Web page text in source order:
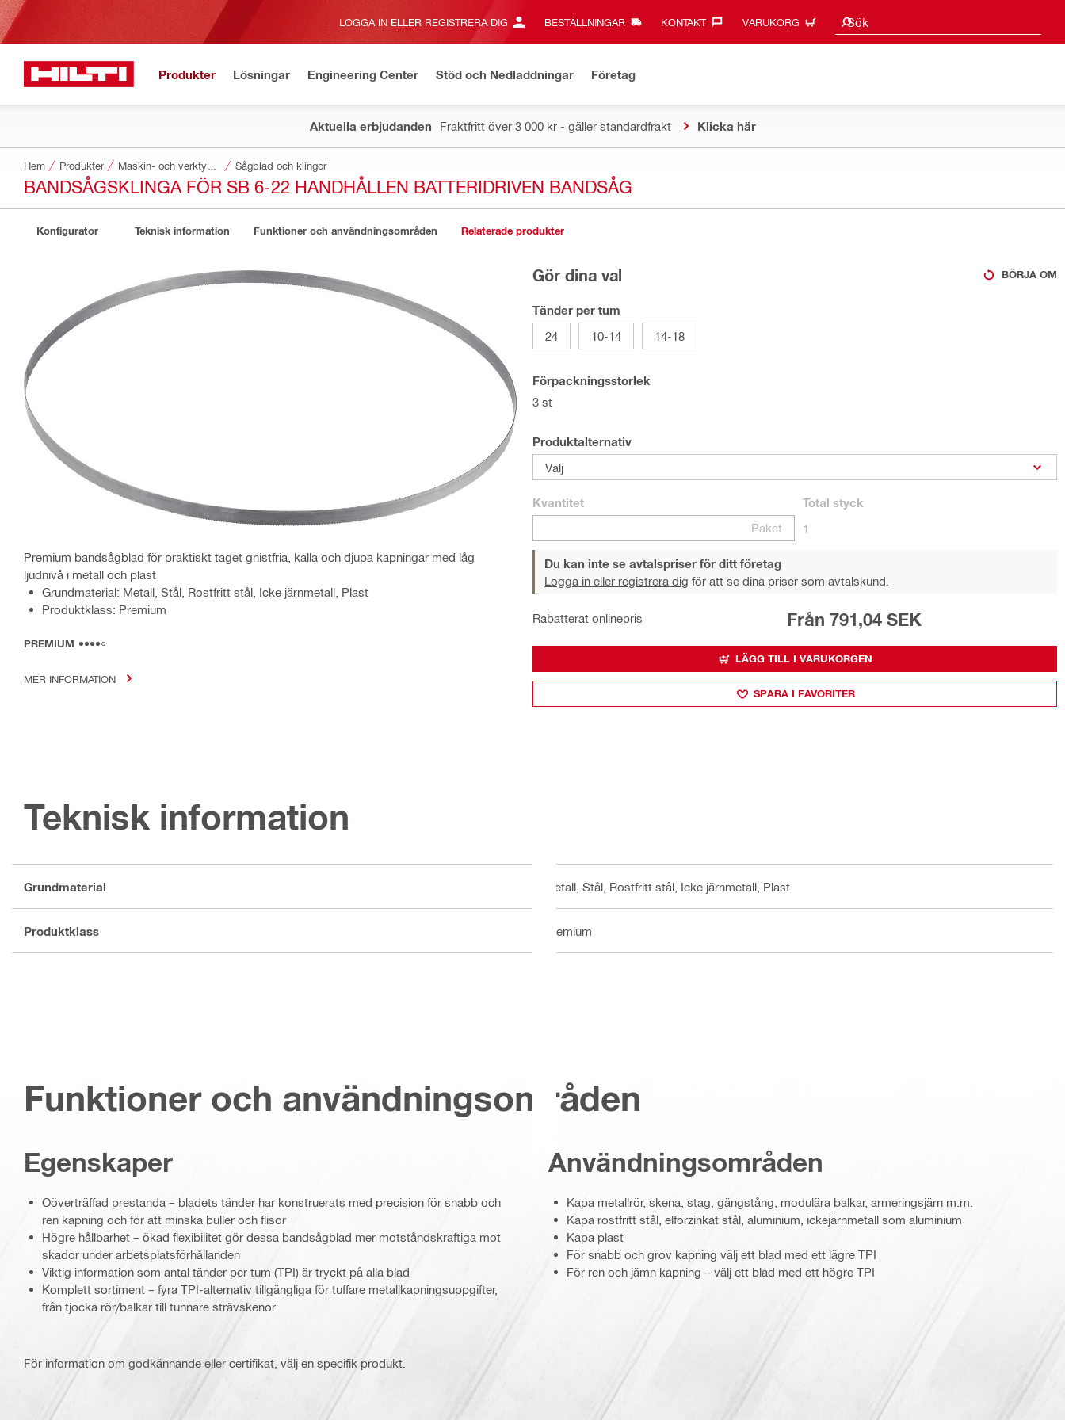
LOGGA IN ELLER REGISTRERA DIG BESTÄLLNINGAR KONTAKT‎ VARUKORG Sök
Sökförslag
Produkter Lösningar Engineering Center Stöd och Nedladdningar Företag
Aktuella erbjudanden Fraktfritt över 3 000 kr - gäller standardfrakt Klicka här
Hem Produkter Sågblad och klingor
BANDSÅGSKLINGA FÖR SB 6-22 HANDHÅLLEN BATTERIDRIVEN BANDSÅG
Konfigurator Teknisk information Funktioner och användningsområden Relaterade produkter
Premium bandsågblad för praktiskt taget gnistfria, kalla och djupa kapningar med låg
ljudnivå i metall och plast
Grundmaterial: Metall, Stål, Rostfritt stål, Icke järnmetall, Plast
Produktklass: Premium
PREMIUM
MER INFORMATION
Gör dina val BÖRJA OM
Tänder per tum
24
10-14 14-18
Förpackningsstorlek
3 st
Produktalternativ
Välj
Kvantitet
Paket
Total styck
1
Du kan inte se avtalspriser för ditt företag
Logga in eller registrera dig för att se dina priser som avtalskund.
Rabatterat onlinepris Från 791,04 SEK
LÄGG TILL I VARUKORGEN
SPARA I FAVORITER
Teknisk information
Grundmaterial Metall, Stål, Rostfritt stål, Icke järnmetall, Plast
Produktklass Premium
Funktioner och användningsområden
Egenskaper
Oöverträffad prestanda – bladets tänder har konstruerats med precision för snabb och
ren kapning och för att minska buller och flisor
Högre hållbarhet – ökad flexibilitet gör dessa bandsågblad mer motståndskraftiga mot
skador under arbetsplatsförhållanden
Viktig information som antal tänder per tum (TPI) är tryckt på alla blad
Komplett sortiment – fyra TPI-alternativ tillgängliga för tuffare metallkapningsuppgifter,
från tjocka rör/balkar till tunnare strävskenor
Användningsområden
Kapa metallrör, skena, stag, gängstång, modulära balkar, armeringsjärn m.m.
Kapa rostfritt stål, elförzinkat stål, aluminium, ickejärnmetall som aluminium
Kapa plast
För snabb och grov kapning välj ett blad med ett lägre TPI
För ren och jämn kapning – välj ett blad med ett högre TPI
För information om godkännande eller certifikat, välj en specifik produkt.